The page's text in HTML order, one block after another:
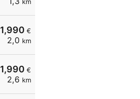
1,990 €
2,0 km
1,990 €
2,6 km